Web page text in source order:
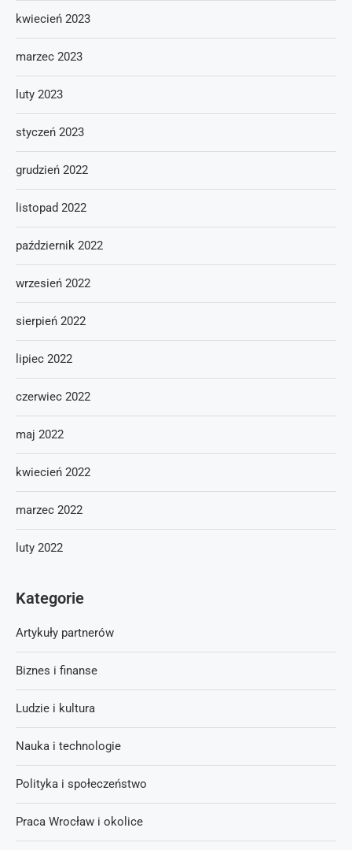
kwiecień 2023
marzec 2023
luty 2023
styczeń 2023
grudzień 2022
listopad 2022
październik 2022
wrzesień 2022
sierpień 2022
lipiec 2022
czerwiec 2022
maj 2022
kwiecień 2022
marzec 2022
luty 2022
Kategorie
Artykuły partnerów
Biznes i finanse
Ludzie i kultura
Nauka i technologie
Polityka i społeczeństwo
Praca Wrocław i okolice